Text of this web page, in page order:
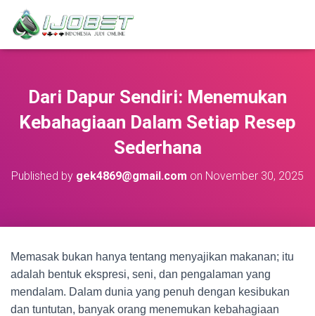
Dari Dapur Sendiri: Menemukan
Kebahagiaan Dalam Setiap Resep
Sederhana
Published by gek4869@gmail.com on November 30, 2025
Memasak bukan hanya tentang menyajikan makanan; itu
adalah bentuk ekspresi, seni, dan pengalaman yang
mendalam. Dalam dunia yang penuh dengan kesibukan
dan tuntutan, banyak orang menemukan kebahagiaan